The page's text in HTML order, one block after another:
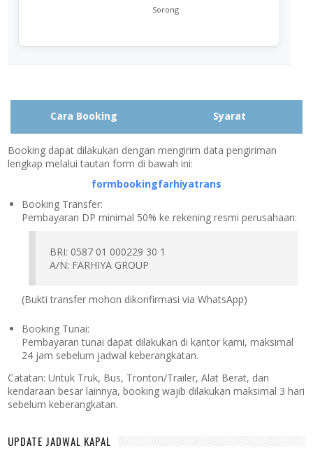
Sorong
Cara Booking Syarat
Booking dapat dilakukan dengan mengirim data pengiriman
lengkap melalui tautan form di bawah ini:
formbookingfarhiyatrans
Booking Transfer:
Pembayaran DP minimal 50% ke rekening resmi perusahaan:
BRI: 0587 01 000229 30 1
A/N: FARHIYA GROUP
(Bukti transfer mohon dikonfirmasi via WhatsApp)
Booking Tunai:
Pembayaran tunai dapat dilakukan di kantor kami, maksimal
24 jam sebelum jadwal keberangkatan.
Catatan: Untuk Truk, Bus, Tronton/Trailer, Alat Berat, dan
kendaraan besar lainnya, booking wajib dilakukan maksimal 3 hari
sebelum keberangkatan.
UPDATE JADWAL KAPAL